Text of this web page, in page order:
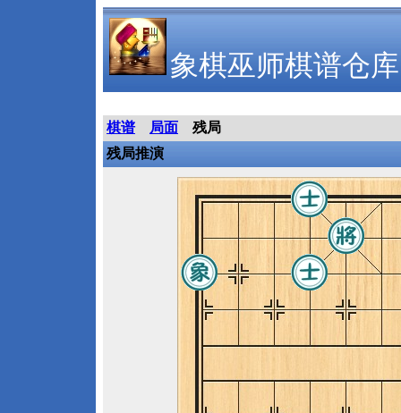
象棋巫师棋谱仓库
棋谱 局面
残局
残局推演